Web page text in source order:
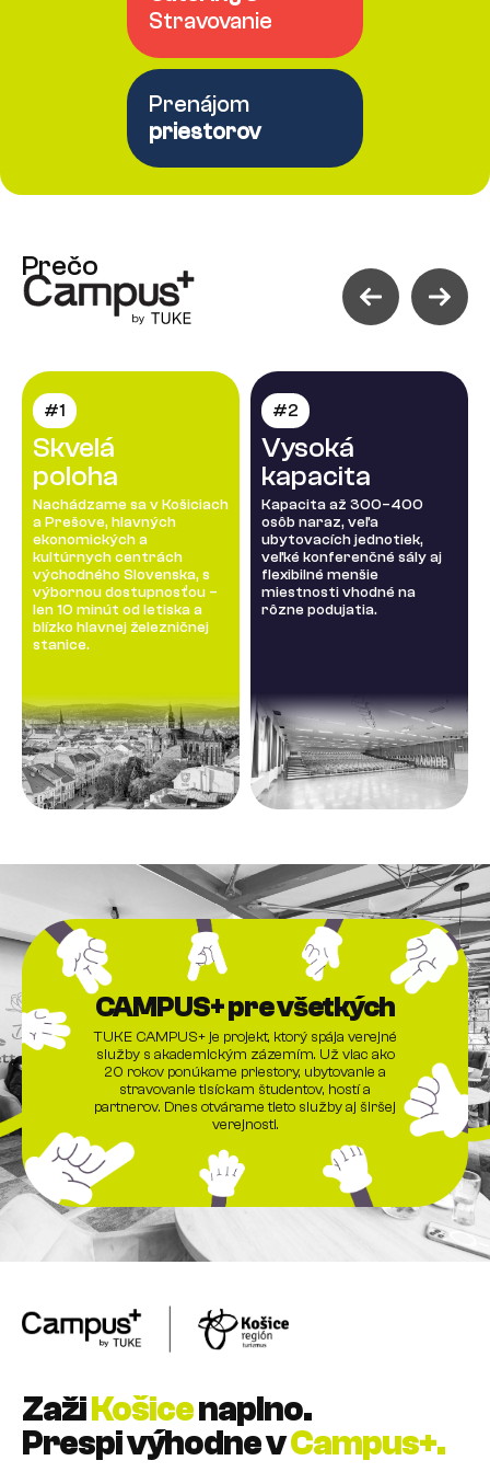
Stravovanie
Prenájom
priestorov
Prečo
#1
Skvelá
poloha
Nachádzame sa v Košiciach
a Prešove, hlavných
ekonomických a
kultúrnych centrách
východného Slovenska, s
výbornou dostupnosťou –
len 10 minút od letiska a
blízko hlavnej železničnej
stanice.
#2
Vysoká
kapacita
Kapacita až 300–400
osôb naraz, veľa
ubytovacích jednotiek,
veľké konferenčné sály aj
flexibilné menšie
miestnosti vhodné na
rôzne podujatia.
CAMPUS+ pre všetkých
TUKE CAMPUS+ je projekt, ktorý spája verejné
služby s akademickým zázemím. Už viac ako
20 rokov ponúkame priestory, ubytovanie a
stravovanie tisíckam študentov, hostí a
partnerov. Dnes otvárame tieto služby aj širšej
verejnosti.
ZažiKošicenaplno.
Prespi výhodne vCampus+.